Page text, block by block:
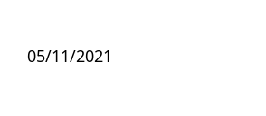
05/11/2021